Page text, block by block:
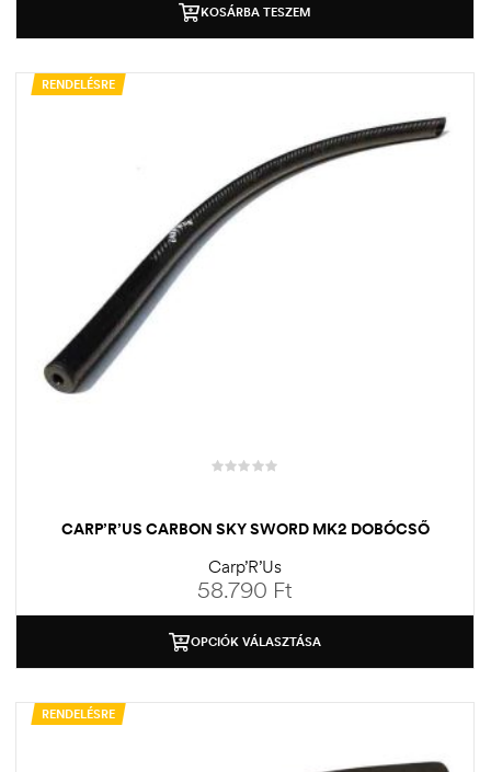
KOSÁRBA TESZEM
RENDELÉSRE
CARP’R’US CARBON SKY SWORD MK2 DOBÓCSŐ
Carp’R’Us
58.790 Ft
OPCIÓK VÁLASZTÁSA
RENDELÉSRE